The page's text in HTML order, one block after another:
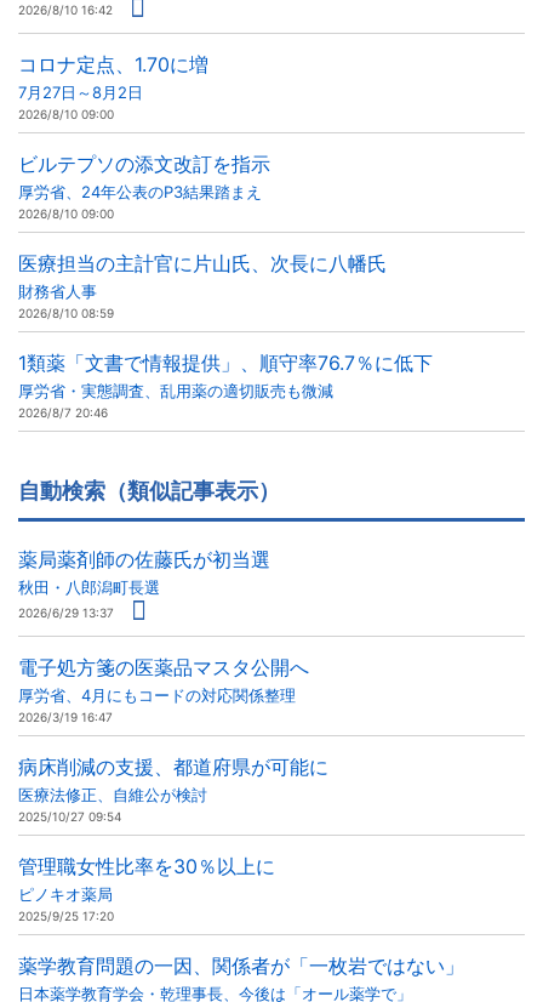
2026/8/10 16:42
コロナ定点、1.70に増
7月27日～8月2日
2026/8/10 09:00
ビルテプソの添文改訂を指示
厚労省、24年公表のP3結果踏まえ
2026/8/10 09:00
医療担当の主計官に片山氏、次長に八幡氏
財務省人事
2026/8/10 08:59
1類薬「文書で情報提供」、順守率76.7％に低下
厚労省・実態調査、乱用薬の適切販売も微減
2026/8/7 20:46
自動検索（類似記事表示）
薬局薬剤師の佐藤氏が初当選
秋田・八郎潟町長選
2026/6/29 13:37
電子処方箋の医薬品マスタ公開へ
厚労省、4月にもコードの対応関係整理
2026/3/19 16:47
病床削減の支援、都道府県が可能に
医療法修正、自維公が検討
2025/10/27 09:54
管理職女性比率を30％以上に
ピノキオ薬局
2025/9/25 17:20
薬学教育問題の一因、関係者が「一枚岩ではない」
日本薬学教育学会・乾理事長、今後は「オール薬学で」